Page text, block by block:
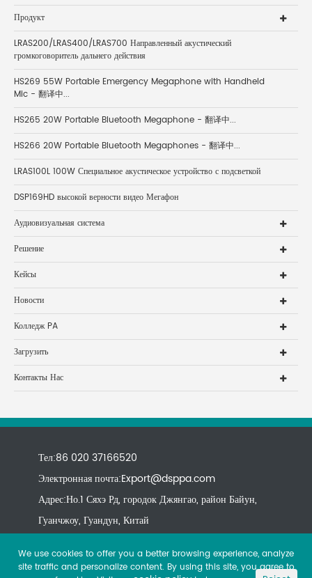
Продукт
LRAS200/LRAS400/LRAS700 Направленный акустический
громкоговоритель дальнего действия
HS269 55W Portable Emergency Megaphone with Handheld
Mic - 翻译中...
HS265 20W Portable Bluetooth Megaphone - 翻译中...
HS266 20W Portable Bluetooth Megaphones - 翻译中...
LRAS100L 100W Специальное акустическое устройство с подсветкой
DSP169HD высокой верности видео Мегафон
Аудиовизуальная система
Решение
Кейсы
Новости
Колледж PA
Загрузить
Контакты Нас
Тел:86 020 37166520
Электронная почта:Export@dsppa.com
Адрес:Но.1 Сяхэ Рд, городок Джянгао, район Байун,
Гуанчжоу, Гуандун, Китай
We use cookies to offer you a better browsing experience, analyze
site traffic and personalize content. By using this site, you agree to